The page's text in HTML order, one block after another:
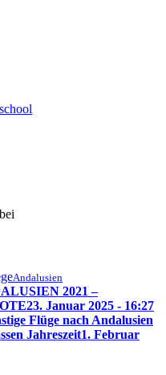
Andalusien
2021 –
23. Januar 2025 - 16:27
Flüge nach Andalusien
Jahreszeit1. Februar